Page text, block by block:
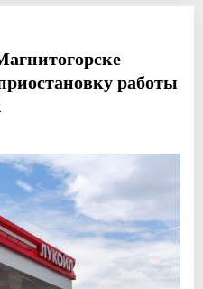
работы